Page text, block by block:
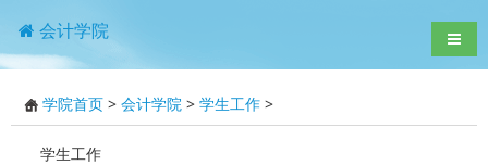
会计学院 导航
学院首页 > 会计学院 > 学生工作 >
学生工作